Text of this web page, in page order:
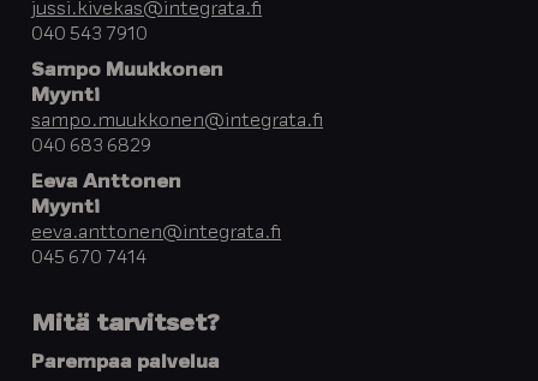
jussi.kivekas@integrata.fi
040 543 7910
Sampo Muukkonen
Myynti
sampo.muukkonen@integrata.fi
040 683 6829
Eeva Anttonen
Myynti
eeva.anttonen@integrata.fi
045 670 7414
Mitä tarvitset?
Parempaa palvelua